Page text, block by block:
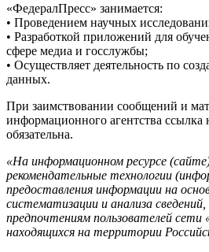
«ФедералПресс» занимается:
• Проведением научных
• Разработкой приложений для
сфере медиа и госслужбы;
• Осуществляет деятельность по
данных.
При заимствовании сообщений и
информационного агентства ссылка
обязательна.
«На информационном ресурсе
рекомендательные технологии
предоставления информации на
систематизации и анализа
предпочтениям пользователей сети
находящихся на территории